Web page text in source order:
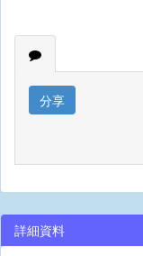
分享
詳細資料